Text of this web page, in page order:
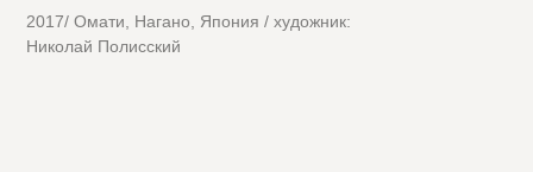
2017/ Омати, Нагано, Япония / художник:
Николай Полисский